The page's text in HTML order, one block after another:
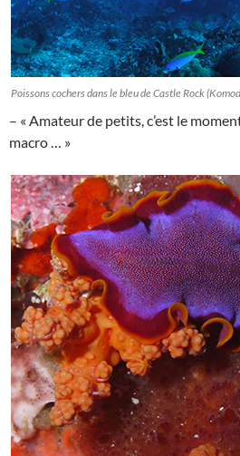
Poissons cochers dans le bleu de Castle Rock
– « Amateur de petits, c’est le
macro … »